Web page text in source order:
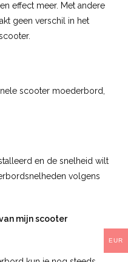
effect meer. Met andere
geen verschil in het
scooter moederbord,
en de snelheid wilt
volgens
mijn scooter
EUR